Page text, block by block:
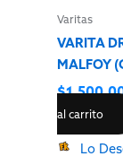
Varitas
VARITA
MALFOY
$
al carrito
Lo